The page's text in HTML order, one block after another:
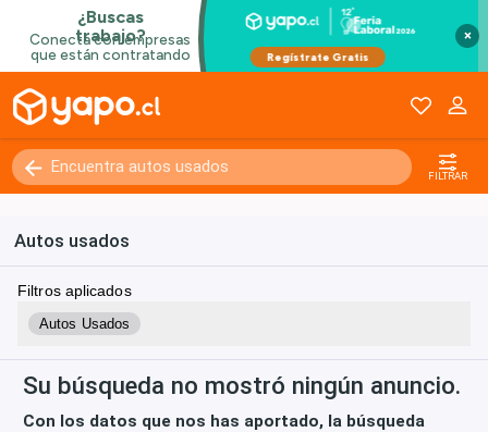
×
FILTRAR
Autos usados
Filtros aplicados
Autos Usados
Su búsqueda no mostró ningún anuncio.
Con los datos que nos has aportado, la búsqueda
Kilómetros 0 - 250000+